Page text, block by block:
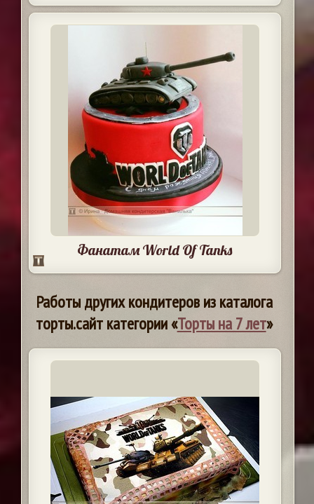
Фанатам World Of Tanks
Работы других кондитеров из каталога
торты.сайт категории «Торты на 7 лет»